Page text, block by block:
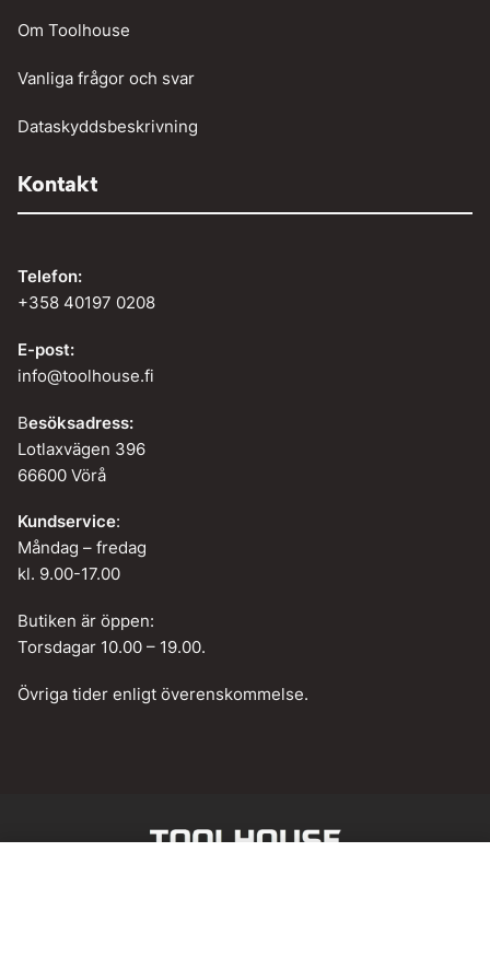
Om Toolhouse
Vanliga frågor och svar
Dataskyddsbeskrivning
Kontakt
Telefon:
+358 40197 0208
E-post:
info@toolhouse.fi
Besöksadress:
Lotlaxvägen 396
66600 Vörå
Kundservice:
Måndag – fredag
kl. 9.00-17.00
Butiken är öppen:
Torsdagar 10.00 – 19.00.
Övriga tider enligt överenskommelse.